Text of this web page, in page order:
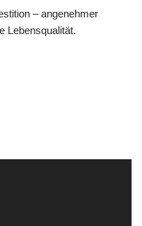
– angenehmer
Lebensqualität.